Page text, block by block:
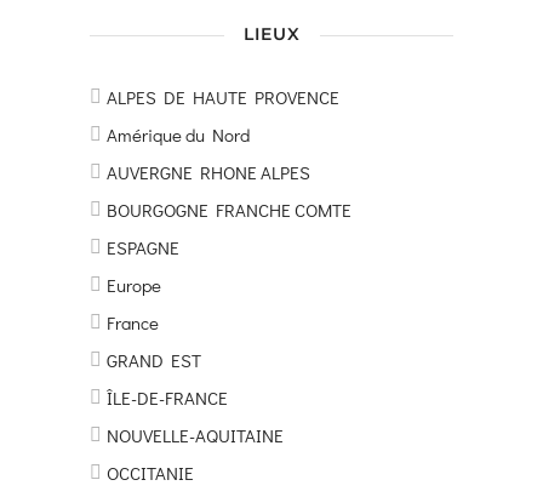
LIEUX
ALPES DE HAUTE PROVENCE
Amérique du Nord
AUVERGNE RHONE ALPES
BOURGOGNE FRANCHE COMTE
ESPAGNE
Europe
France
GRAND EST
ÎLE-DE-FRANCE
NOUVELLE-AQUITAINE
OCCITANIE